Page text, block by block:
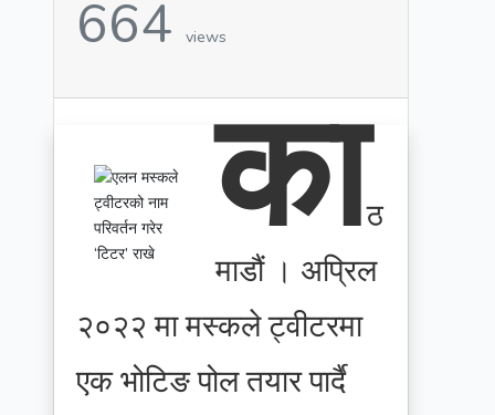
664 views
काठ
माडौं । अप्रिल
२०२२ मा मस्कले ट्वीटरमा
एक भोटिङ पोल तयार पार्दै